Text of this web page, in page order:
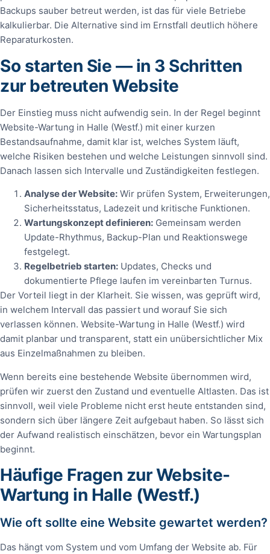
Backups sauber betreut werden, ist das für viele Betriebe
kalkulierbar. Die Alternative sind im Ernstfall deutlich höhere
Reparaturkosten.
So starten Sie — in 3 Schritten
zur betreuten Website
Der Einstieg muss nicht aufwendig sein. In der Regel beginnt
Website-Wartung in Halle (Westf.) mit einer kurzen
Bestandsaufnahme, damit klar ist, welches System läuft,
welche Risiken bestehen und welche Leistungen sinnvoll sind.
Danach lassen sich Intervalle und Zuständigkeiten festlegen.
Analyse der Website: Wir prüfen System, Erweiterungen,
Sicherheitsstatus, Ladezeit und kritische Funktionen.
Wartungskonzept definieren: Gemeinsam werden
Update-Rhythmus, Backup-Plan und Reaktionswege
festgelegt.
Regelbetrieb starten: Updates, Checks und
dokumentierte Pflege laufen im vereinbarten Turnus.
Der Vorteil liegt in der Klarheit. Sie wissen, was geprüft wird,
in welchem Intervall das passiert und worauf Sie sich
verlassen können. Website-Wartung in Halle (Westf.) wird
damit planbar und transparent, statt ein unübersichtlicher Mix
aus Einzelmaßnahmen zu bleiben.
Wenn bereits eine bestehende Website übernommen wird,
prüfen wir zuerst den Zustand und eventuelle Altlasten. Das ist
sinnvoll, weil viele Probleme nicht erst heute entstanden sind,
sondern sich über längere Zeit aufgebaut haben. So lässt sich
der Aufwand realistisch einschätzen, bevor ein Wartungsplan
beginnt.
Häufige Fragen zur Website-
Wartung in Halle (Westf.)
Wie oft sollte eine Website gewartet werden?
Das hängt vom System und vom Umfang der Website ab. Für